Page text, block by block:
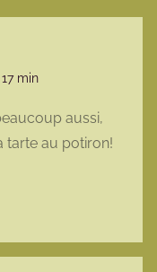
min
aussi,
tarte au potiron!